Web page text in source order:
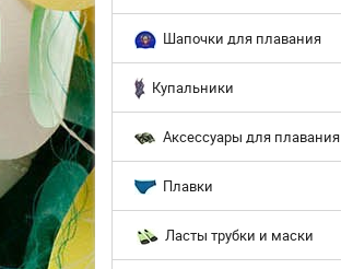
Шапочки для плавания
Купальники
Аксессуары для плавания
Плавки
Ласты трубки и маски